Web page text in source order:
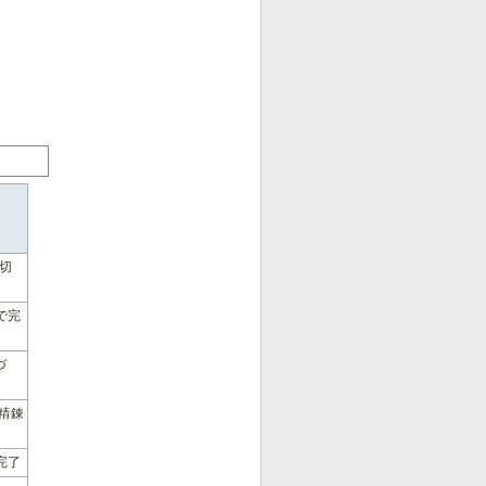
完
錬
了